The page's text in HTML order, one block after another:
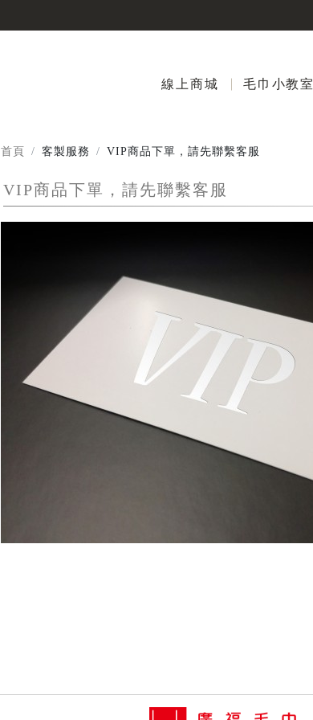
線上商城 毛巾小教室
首頁 客製服務 VIP商品下單，請先聯繫客服
VIP商品下單，請先聯繫客服